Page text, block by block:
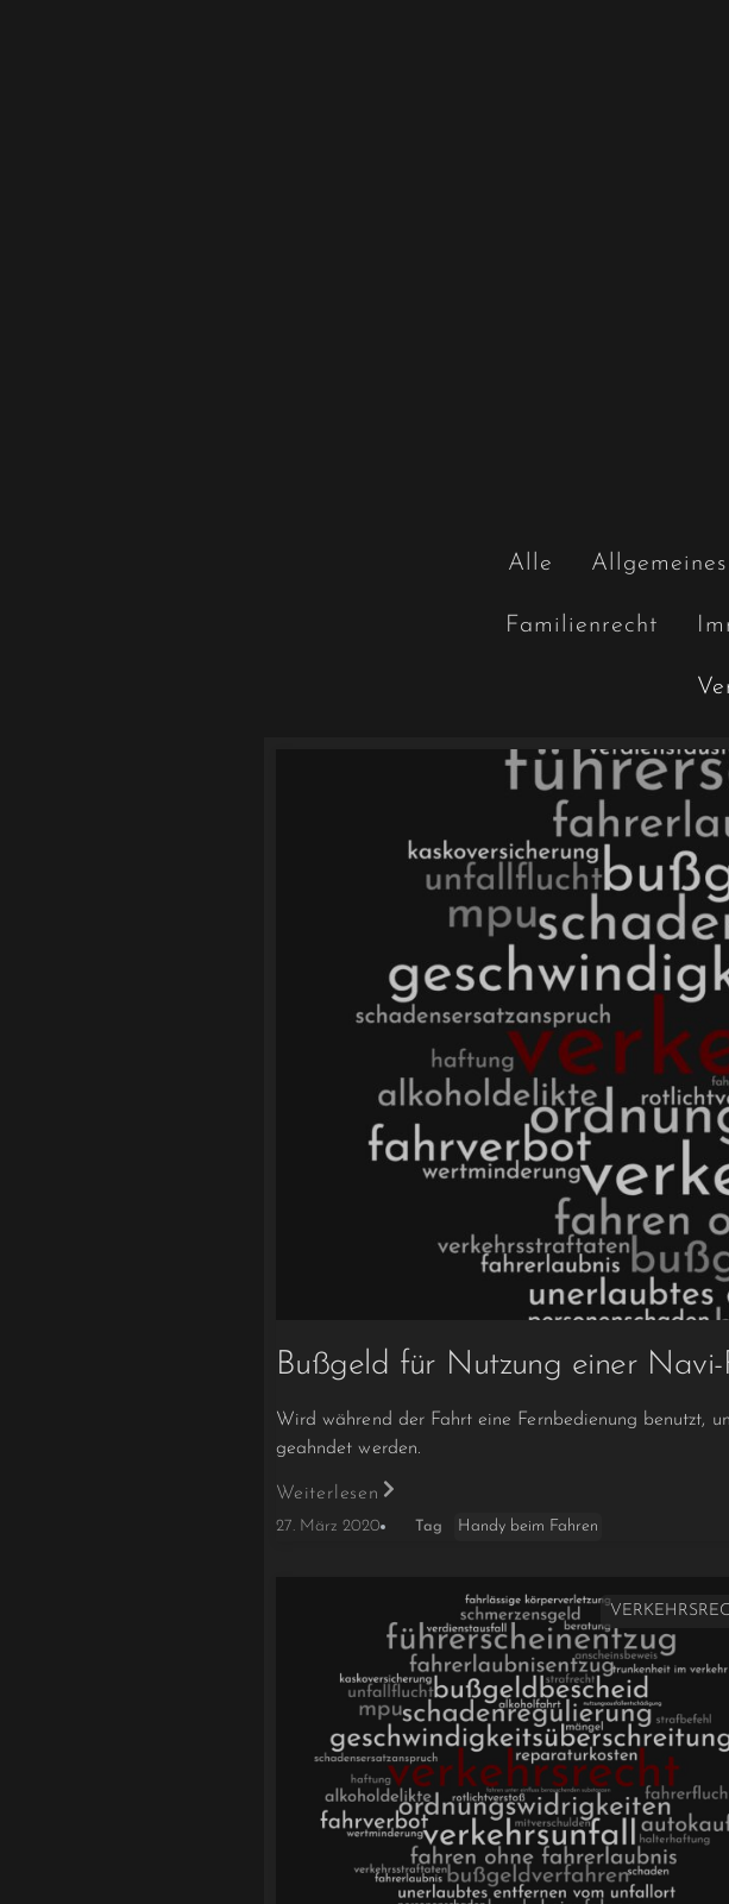
Alle Allgemeines
Familienrecht
Bußgeld für Nutzung einer
Wird während der Fahrt eine Fernbedienung benutzt,
geahndet werden.
Weiterlesen
27. März 2020 Tag Handy beim Fahren